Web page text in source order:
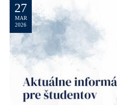
27
MAR
2026